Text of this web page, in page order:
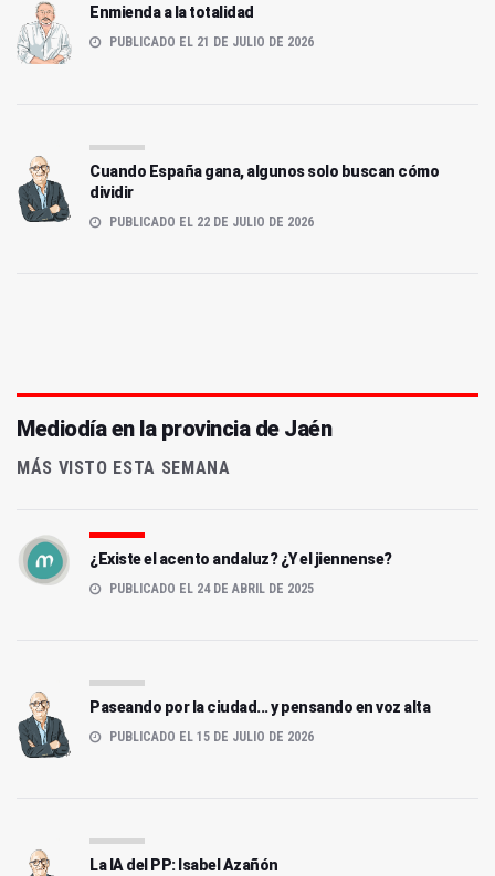
Enmienda a la totalidad
PUBLICADO EL 21 DE JULIO DE 2026
Cuando España gana, algunos solo buscan cómo
dividir
PUBLICADO EL 22 DE JULIO DE 2026
Mediodía en la provincia de Jaén
MÁS VISTO ESTA SEMANA
¿Existe el acento andaluz? ¿Y el jiennense?
PUBLICADO EL 24 DE ABRIL DE 2025
Paseando por la ciudad... y pensando en voz alta
PUBLICADO EL 15 DE JULIO DE 2026
La IA del PP: Isabel Azañón